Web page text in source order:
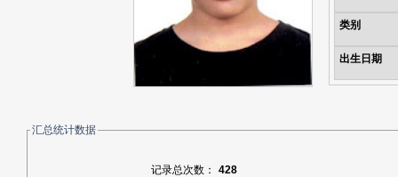
类别
出生日期
汇总统计数据
记录总次数： 428